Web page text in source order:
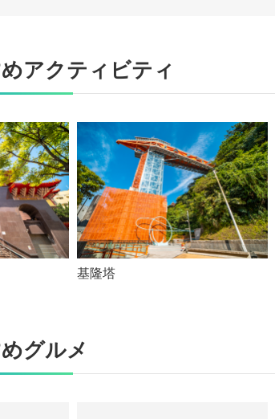
アクティビティ
基隆塔
グルメ